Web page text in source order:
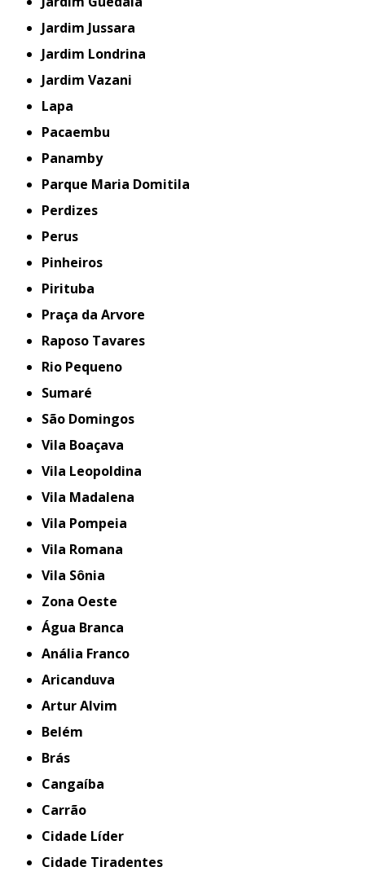
Jardim Jussara
Jardim Londrina
Jardim Vazani
Lapa
Pacaembu
Panamby
Parque Maria Domitila
Perdizes
Perus
Pinheiros
Pirituba
Praça da Arvore
Raposo Tavares
Rio Pequeno
Sumaré
São Domingos
Vila Boaçava
Vila Leopoldina
Vila Madalena
Vila Pompeia
Vila Romana
Vila Sônia
Zona Oeste
Água Branca
Anália Franco
Aricanduva
Artur Alvim
Belém
Brás
Cangaíba
Carrão
Cidade Líder
Cidade Tiradentes